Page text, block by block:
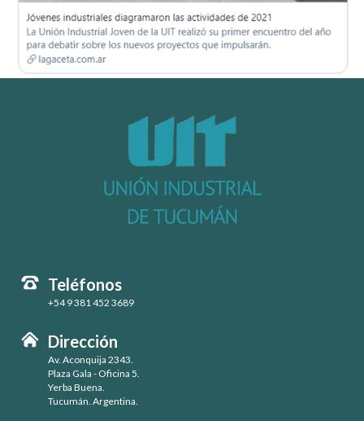
Teléfonos
+54 9 381 452 3689
Dirección
Av. Aconquija 2343.
Plaza Gala - Oficina 5.
Yerba Buena.
Tucumán. Argentina.